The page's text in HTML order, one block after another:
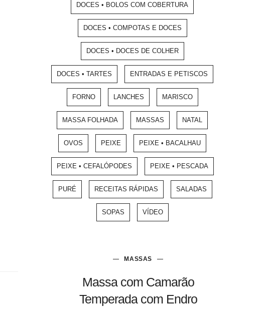
DOCES • BOLOS COM COBERTURA
DOCES • COMPOTAS E DOCES
DOCES • DOCES DE COLHER
DOCES • TARTES ENTRADAS E PETISCOS
FORNO LANCHES MARISCO
MASSA FOLHADA MASSAS NATAL
OVOS PEIXE PEIXE • BACALHAU
PEIXE • CEFALÓPODES PEIXE • PESCADA
PURÉ RECEITAS RÁPIDAS SALADAS
SOPAS VÍDEO
MASSAS
Massa com Camarão
Temperada com Endro